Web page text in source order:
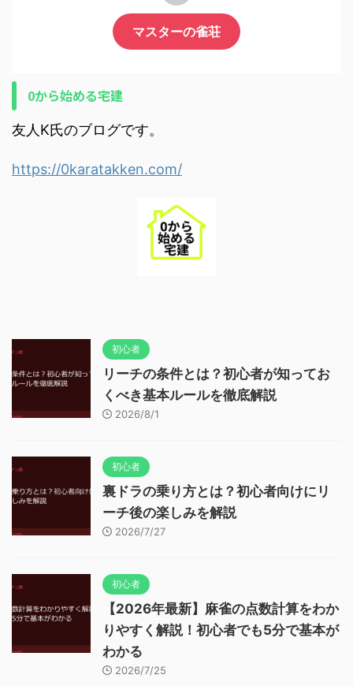
マスターの雀荘
0から始める宅建
友人K氏のブログです。
https://0karatakken.com/
初心者
リーチの条件とは？初心者が知ってお
くべき基本ルールを徹底解説
2026/8/1
初心者
裏ドラの乗り方とは？初心者向けにリ
ーチ後の楽しみを解説
2026/7/27
初心者
【2026年最新】麻雀の点数計算をわか
りやすく解説！初心者でも5分で基本が
わかる
2026/7/25